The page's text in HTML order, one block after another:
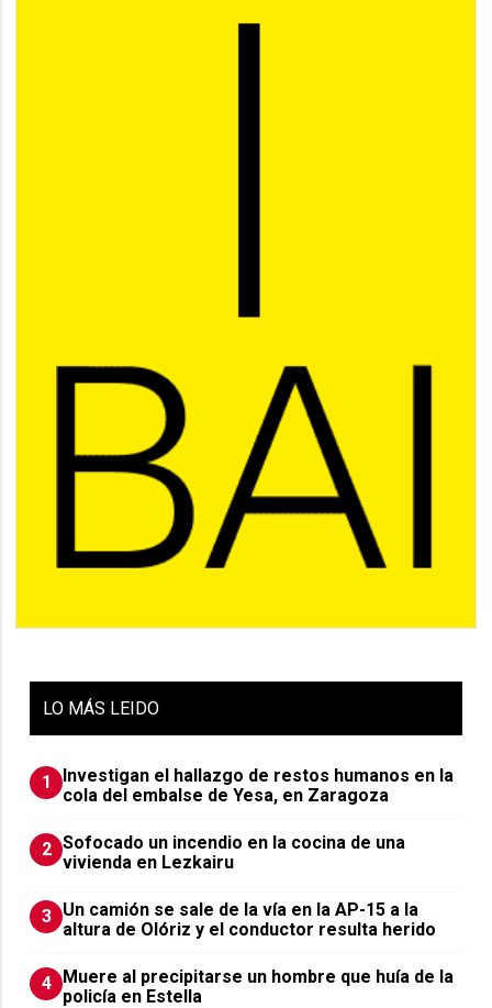
LO MÁS LEIDO
1
Investigan el hallazgo de restos humanos en la
cola del embalse de Yesa, en Zaragoza
2 Sofocado un incendio en la cocina de una
vivienda en Lezkairu
3 Un camión se sale de la vía en la AP-15 a la
altura de Olóriz y el conductor resulta herido
4 Muere al precipitarse un hombre que huía de la
policía en Estella